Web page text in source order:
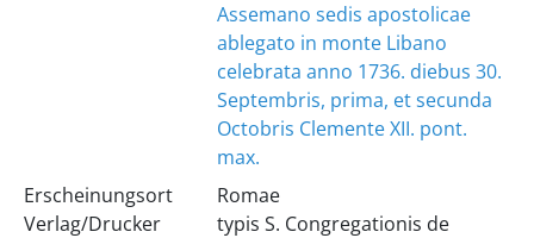
Assemano sedis apostolicae
ablegato in monte Libano
celebrata anno 1736. diebus 30.
Septembris, prima, et secunda
Octobris Clemente XII. pont.
max.
Erscheinungsort
Verlag/Drucker
Romae
typis S. Congregationis de